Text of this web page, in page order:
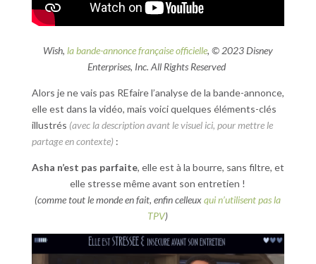
Wish, la bande-annonce française officielle, © 2023 Disney
Enterprises, Inc. All Rights Reserved
Alors je ne vais pas REfaire l’analyse de la bande-annonce,
elle est dans la vidéo, mais voici quelques éléments-clés
illustrés (avec la description avant le visuel ici, pour mettre le
partage en contexte):
Asha n’est pas parfaite, elle est à la bourre, sans filtre, et
elle stresse même avant son entretien !
(comme tout le monde en fait, enfin celleuxqui n’utilisent pas la
TPV)